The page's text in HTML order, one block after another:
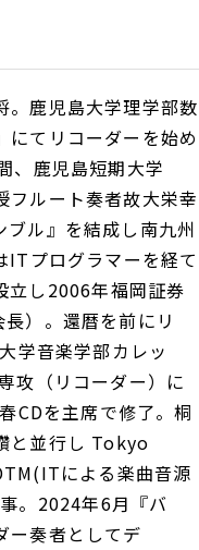
。鹿児島大学理学部数
にてリコーダーを始め
、鹿児島短期大学
フルート奏者故大栄幸
ル』を結成し南九州
ITプログラマーを経て
立し2006年福岡証券
）。還暦を前にリ
学音楽学部カレッ
攻（リコーダー）に
CDを主席で修了。桐
と並行し Tokyo
による楽曲音源
。2024年6月『バ
ー奏者としてデ